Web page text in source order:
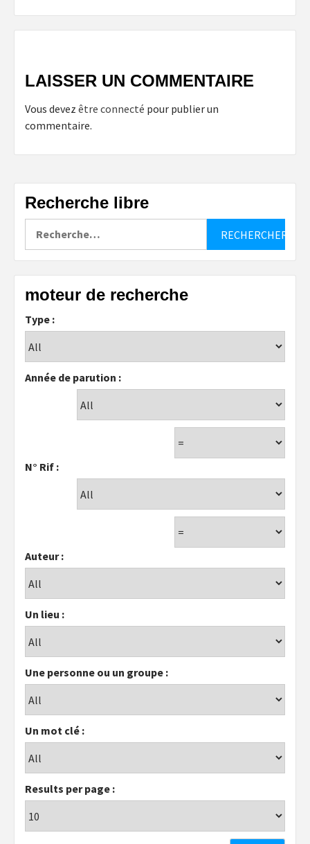
LAISSER UN COMMENTAIRE
Vous devez être connecté pour publier un
commentaire.
Recherche libre
moteur de recherche
Type :
Année de parution :
N° Rif :
Auteur :
Un lieu :
Une personne ou un groupe :
Un mot clé :
Results per page :